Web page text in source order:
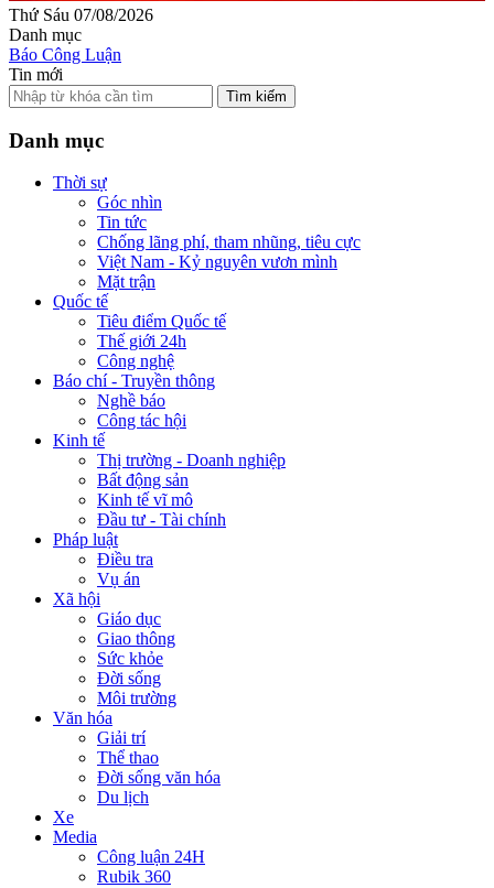
Thứ Sáu 07/08/2026
Danh mục
Báo Công Luận
Tin mới
Tìm kiếm
Danh mục
Thời sự
Góc nhìn
Tin tức
Chống lãng phí, tham nhũng, tiêu cực
Việt Nam - Kỷ nguyên vươn mình
Mặt trận
Quốc tế
Tiêu điểm Quốc tế
Thế giới 24h
Công nghệ
Báo chí - Truyền thông
Nghề báo
Công tác hội
Kinh tế
Thị trường - Doanh nghiệp
Bất động sản
Kinh tế vĩ mô
Đầu tư - Tài chính
Pháp luật
Điều tra
Vụ án
Xã hội
Giáo dục
Giao thông
Sức khỏe
Đời sống
Môi trường
Văn hóa
Giải trí
Thể thao
Đời sống văn hóa
Du lịch
Xe
Media
Công luận 24H
Rubik 360